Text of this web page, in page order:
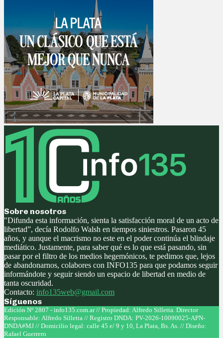
Sobre nosotros
"Difunda esta información, sienta la satisfacción moral de un acto de
libertad”, decía Rodolfo Walsh en tiempos siniestros. Pasaron 45
años, y aunque el macrismo no este en el poder continúa el blindaje
mediático. Justamente, para saber qué es lo que está pasando, sin
pasar por el filtro de los medios hegemónicos, te pedimos que, lejos
de abandonarnos, colabores con INFO135 para que podamos seguir
informándote y seguir siendo un espacio de libertad en medio de
tanta oscuridad.
Contacto: info135web@gmail.com
Síguenos
Facebook
Twitter
Instagram
Youtube
Edición Nº 2807 - info135.com.ar // Propiedad: Alfredo Silletta. Director
Responsable: Alfredo Silletta // Registro DNDA: PV-2026-10090025-APN-
DNDA#MJ // Domicilio legal: calle 45 e/ 9 y 10, La Plata, Bs. As. // Diseño:
Rafael Guerrero